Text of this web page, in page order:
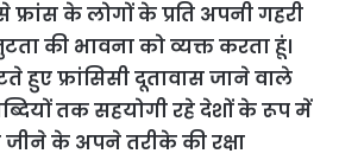
के लोगों के प्रति अपनी गहरी
की भावना को व्यक्त करता हूं।
हुए फ्रांसिसी दूतावास जाने वाले
तक सहयोगी रहे देशों के रूप में
के अपने तरीके की रक्षा